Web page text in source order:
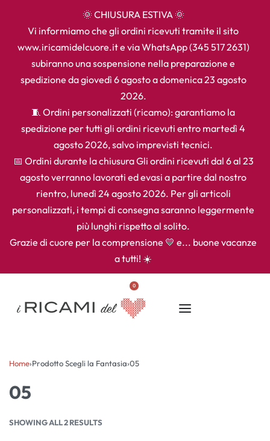
🌞 CHIUSURA ESTIVA 🌞
Vi informiamo che gli ordini ricevuti tramite il sito
www.iricamidelcuore.it e via WhatsApp (345 517 2631)
subiranno una sospensione nella preparazione e
spedizione da giovedì 6 agosto a domenica 23 agosto
2026.
🧵 Ordini personalizzati (ricamo): garantiamo la
spedizione per tutti gli ordini ricevuti entro martedì 4
agosto 2026, salvo imprevisti tecnici.
📅 Ordini durante la chiusura Gli ordini ricevuti dal 6 al 23
agosto verranno lavorati ed evasi a partire dal nostro
rientro, lunedì 24 agosto 2026. Per gli articoli
personalizzati, i tempi di consegna saranno leggermente
più lunghi rispetto al solito.
Grazie di cuore per la comprensione 💛 e... buone vacanze
a tutti! ☀️
0
Home›Prodotto Scegli la Fantasia›05
05
SHOWING ALL 2 RESULTS